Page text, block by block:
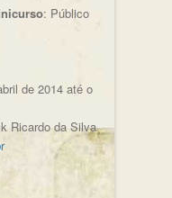
: Público
de 2014 até o
Ricardo da Silva